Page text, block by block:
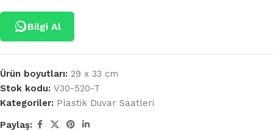
Bilgi Al
Ürün boyutları: 29 x 33 cm
Stok kodu: V30-520-T
Kategoriler: Plastik Duvar Saatleri
Paylaş: